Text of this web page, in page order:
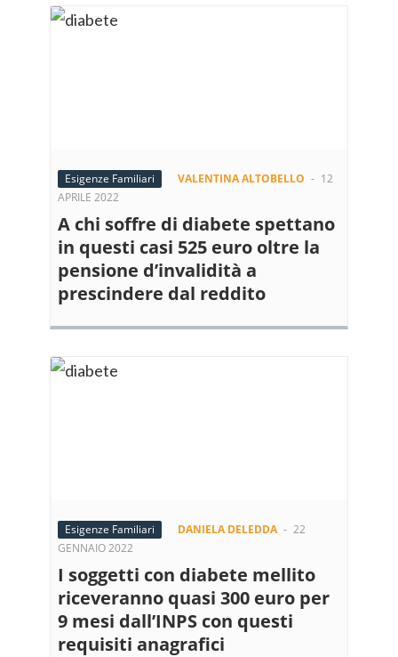
Esigenze Familiari VALENTINA ALTOBELLO - 12
APRILE 2022
A chi soffre di diabete spettano
in questi casi 525 euro oltre la
pensione d’invalidità a
prescindere dal reddito
Esigenze Familiari DANIELA DELEDDA - 22
GENNAIO 2022
I soggetti con diabete mellito
riceveranno quasi 300 euro per
9 mesi dall’INPS con questi
requisiti anagrafici